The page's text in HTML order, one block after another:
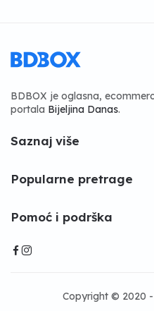
BDBOX je oglasna,
portala Bijeljina Danas.
Saznaj više
Popularne pretrage
Pomoć i podrška
Copyright © 2020